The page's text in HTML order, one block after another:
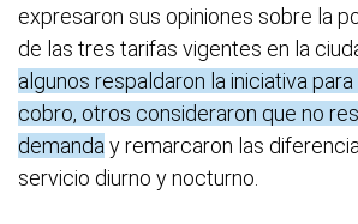
expresaron sus opiniones sobre la
de las tres tarifas vigentes en la
algunos respaldaron la iniciativa para
cobro, otros consideraron que no
demanda y remarcaron las
servicio diurno y nocturno.